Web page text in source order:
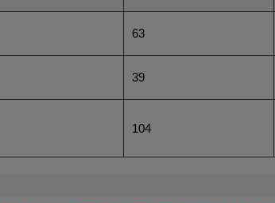
63
39
104